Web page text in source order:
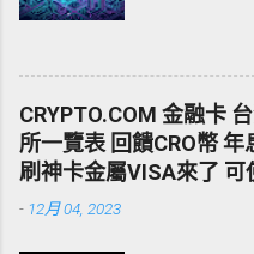
獲利？ 過去
常只能走傳統
不僅匯率差、
有可能收到詐
（變成人頭戶
現方式是：
CRYPTO.COM 金融卡
所一覽表 回饋CRO幣
刷神卡金屬VISA來了
- 12月 04, 2023